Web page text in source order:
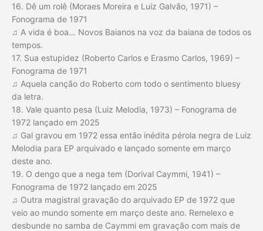
16. Dê um rolê (Moraes Moreira e Luiz Galvão, 1971) –
Fonograma de 1971
♫ A vida é boa… Novos Baianos na voz da baiana de todos os
tempos.
17. Sua estupidez (Roberto Carlos e Erasmo Carlos, 1969) –
Fonograma de 1971
♫ Aquela canção do Roberto com todo o sentimento bluesy
da letra.
18. Vale quanto pesa (Luiz Melodia, 1973) – Fonograma de
1972 lançado em 2025
♫ Gal gravou em 1972 essa então inédita pérola negra de Luiz
Melodia para EP arquivado e lançado somente em março
deste ano.
19. O dengo que a nega tem (Dorival Caymmi, 1941) –
Fonograma de 1972 lançado em 2025
♫ Outra magistral gravação do arquivado EP de 1972 que
veio ao mundo somente em março deste ano. Remelexo e
desbunde no samba de Caymmi em gravação com mais de